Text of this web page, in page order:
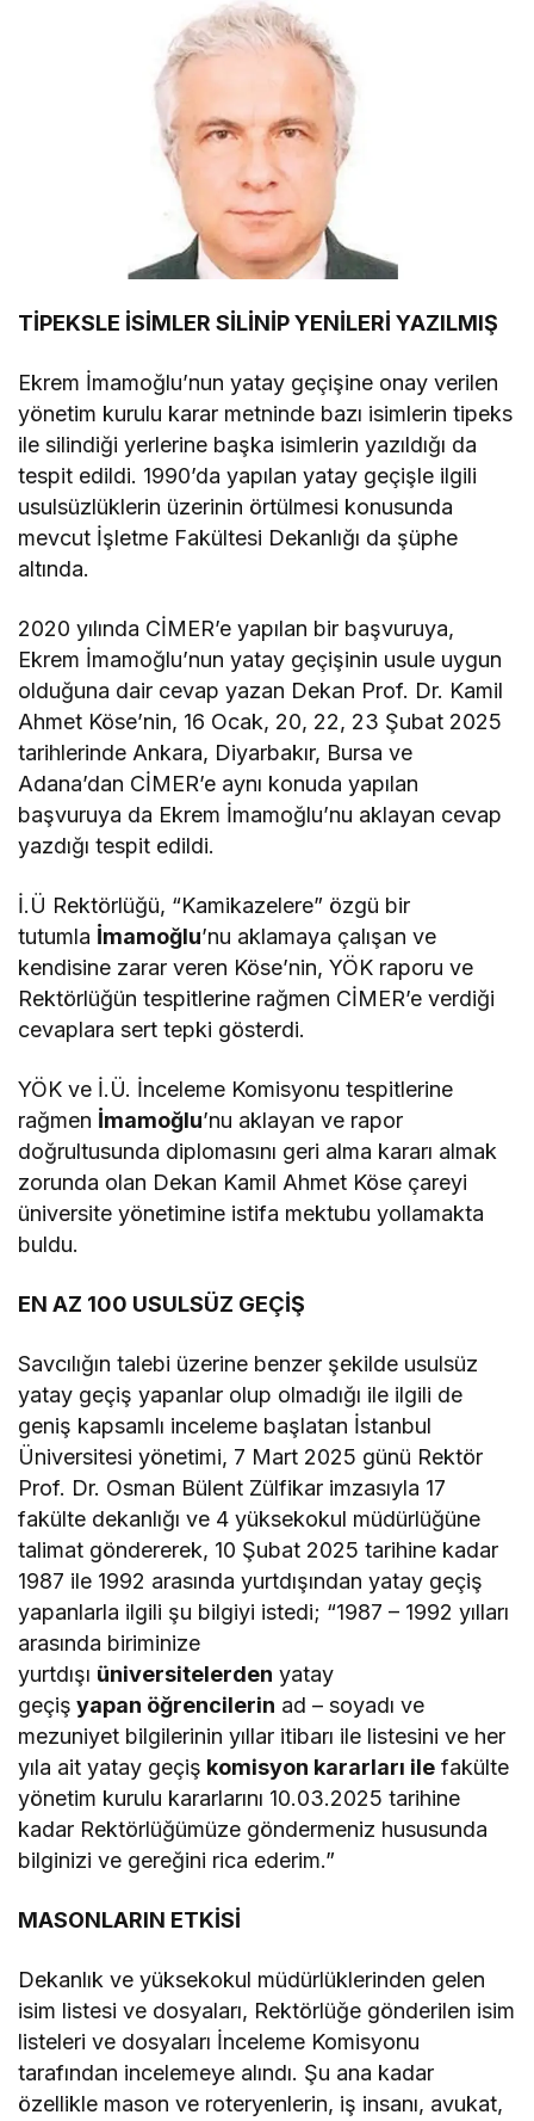
TİPEKSLE İSİMLER SİLİNİP YENİLERİ YAZILMIŞ
Ekrem İmamoğlu’nun yatay geçişine onay verilen
yönetim kurulu karar metninde bazı isimlerin tipeks
ile silindiği yerlerine başka isimlerin yazıldığı da
tespit edildi. 1990’da yapılan yatay geçişle ilgili
usulsüzlüklerin üzerinin örtülmesi konusunda
mevcut İşletme Fakültesi Dekanlığı da şüphe
altında.
2020 yılında CİMER’e yapılan bir başvuruya,
Ekrem İmamoğlu’nun yatay geçişinin usule uygun
olduğuna dair cevap yazan Dekan Prof. Dr. Kamil
Ahmet Köse’nin, 16 Ocak, 20, 22, 23 Şubat 2025
tarihlerinde Ankara, Diyarbakır, Bursa ve
Adana’dan CİMER’e aynı konuda yapılan
başvuruya da Ekrem İmamoğlu’nu aklayan cevap
yazdığı tespit edildi.
İ.Ü Rektörlüğü, “Kamikazelere” özgü bir
tutumla İmamoğlu’nu aklamaya çalışan ve
kendisine zarar veren Köse’nin, YÖK raporu ve
Rektörlüğün tespitlerine rağmen CİMER’e verdiği
cevaplara sert tepki gösterdi.
YÖK ve İ.Ü. İnceleme Komisyonu tespitlerine
rağmen İmamoğlu’nu aklayan ve rapor
doğrultusunda diplomasını geri alma kararı almak
zorunda olan Dekan Kamil Ahmet Köse çareyi
üniversite yönetimine istifa mektubu yollamakta
buldu.
EN AZ 100 USULSÜZ GEÇİŞ
Savcılığın talebi üzerine benzer şekilde usulsüz
yatay geçiş yapanlar olup olmadığı ile ilgili de
geniş kapsamlı inceleme başlatan İstanbul
Üniversitesi yönetimi, 7 Mart 2025 günü Rektör
Prof. Dr. Osman Bülent Zülfikar imzasıyla 17
fakülte dekanlığı ve 4 yüksekokul müdürlüğüne
talimat göndererek, 10 Şubat 2025 tarihine kadar
1987 ile 1992 arasında yurtdışından yatay geçiş
yapanlarla ilgili şu bilgiyi istedi; “1987 – 1992 yılları
arasında biriminize
yurtdışı üniversitelerden yatay
geçiş yapan öğrencilerin ad – soyadı ve
mezuniyet bilgilerinin yıllar itibarı ile listesini ve her
yıla ait yatay geçiş komisyon kararları ile fakülte
yönetim kurulu kararlarını 10.03.2025 tarihine
kadar Rektörlüğümüze göndermeniz hususunda
bilginizi ve gereğini rica ederim.”
MASONLARIN ETKİSİ
Dekanlık ve yüksekokul müdürlüklerinden gelen
isim listesi ve dosyaları, Rektörlüğe gönderilen isim
listeleri ve dosyaları İnceleme Komisyonu
tarafından incelemeye alındı. Şu ana kadar
özellikle mason ve roteryenlerin, iş insanı, avukat,